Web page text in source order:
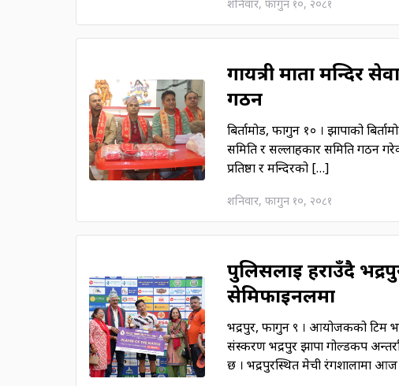
शनिवार, फागुन १०, २०८१
गायत्री माता मन्दिर
गठन
बिर्तामोड, फागुन १० । झापाको
समिति र सल्लाहकार समिति गठन
प्रतिष्ठा र मन्दिरको […]
शनिवार, फागुन १०, २०८१
पुलिसलाई हराउँदै
सेमिफाइनलमा
भद्रपुर, फागुन ९ । आयोजकको टिम
संस्करण भद्रपुर झापा गोल्डकप
छ । भद्रपुरस्थित मेची रंगशालामा